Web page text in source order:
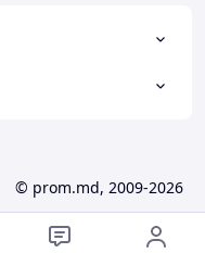
© prom.md, 2009-2026